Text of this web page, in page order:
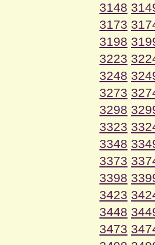
3148
3173
3198
3223
3248
3273
3298
3323
3348
3373
3398
3423
3448
3473